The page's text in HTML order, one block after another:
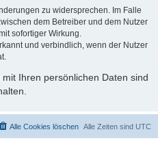
zu widersprechen. Im Falle
dem Betreiber und dem Nutzer
sofortiger Wirkung.
und verbindlich, wenn der Nutzer
Ihren persönlichen Daten sind
Alle Zeiten sind UTC
Alle Cookies löschen